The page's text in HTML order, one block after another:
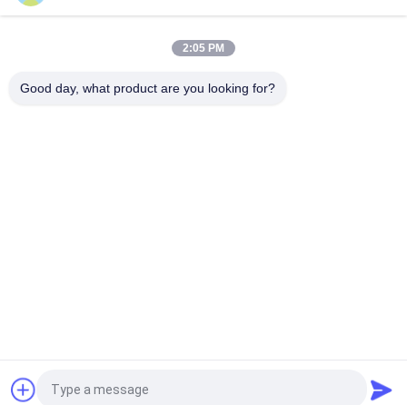
2:05 PM
Good day, what product are you looking for?